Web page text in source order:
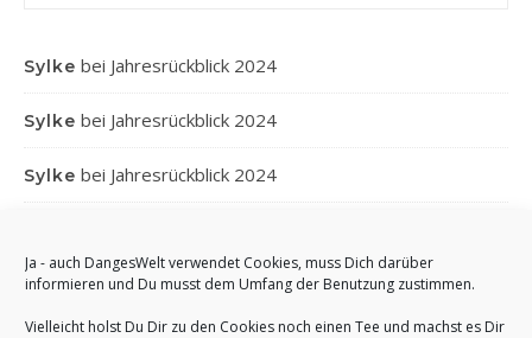
Ja - auch DangesWelt verwendet Cookies, muss Dich darüber
informieren und Du musst dem Umfang der Benutzung zustimmen.
Vielleicht holst Du Dir zu den Cookies noch einen Tee und machst es Dir
Sylke bei Jahresrückblick 2024
Sylke bei Jahresrückblick 2024
Sylke bei Jahresrückblick 2024
AnettbeiJahresrückblick 2024